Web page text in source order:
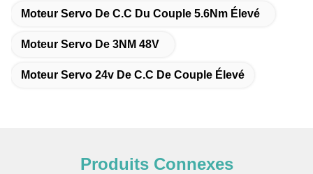
Moteur Servo De C.C Du Couple 5.6Nm Élevé
Moteur Servo De 3NM 48V
Moteur Servo 24v De C.C De Couple Élevé
Produits Connexes